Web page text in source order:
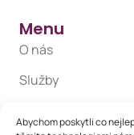
Abychom poskytli co
Menu
O nás
Služby